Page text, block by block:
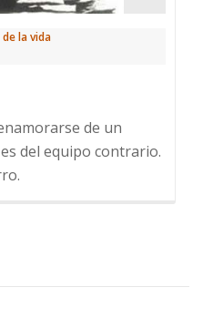
la vida
de un
del equipo contrario.